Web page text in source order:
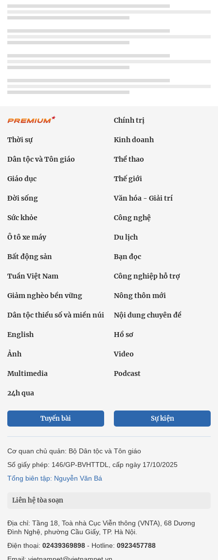
Chính trị
Thời sự Kinh doanh
Dân tộc và Tôn giáo Thể thao
Giáo dục Thế giới
Đời sống Văn hóa - Giải trí
Sức khỏe Công nghệ
Ô tô xe máy Du lịch
Bất động sản Bạn đọc
Tuần Việt Nam Công nghiệp hỗ trợ
Giảm nghèo bền vững Nông thôn mới
Dân tộc thiểu số và miền núi Nội dung chuyên đề
English Hồ sơ
Ảnh Video
Multimedia Podcast
24h qua
Tuyến bài Sự kiện
Cơ quan chủ quản: Bộ Dân tộc và Tôn giáo
Số giấy phép: 146/GP-BVHTTDL, cấp ngày 17/10/2025
Tổng biên tập: Nguyễn Văn Bá
Liên hệ tòa soạn
Địa chỉ: Tầng 18, Toà nhà Cục Viễn thông (VNTA), 68 Dương
Đình Nghệ, phường Cầu Giấy, TP. Hà Nội.
Điện thoại: 02439369898 - Hotline: 0923457788